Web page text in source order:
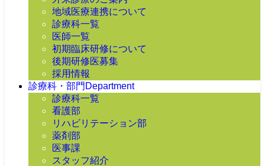
地域医療連携について
診療科一覧
医師一覧
初期臨床研修について
後期研修医募集
採用情報
診療科・部門 Department
診療科一覧
看護部
リハビリテーション部
薬剤部
医事課
スタッフ紹介